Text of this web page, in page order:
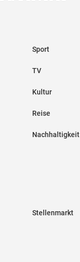
Sport
TV
Kultur
Reise
Nachhaltigkeit
Stellenmarkt